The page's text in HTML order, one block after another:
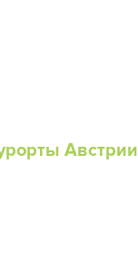
Австрии